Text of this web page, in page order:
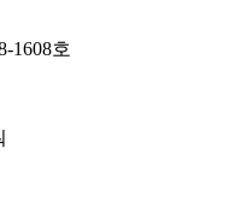
1608호